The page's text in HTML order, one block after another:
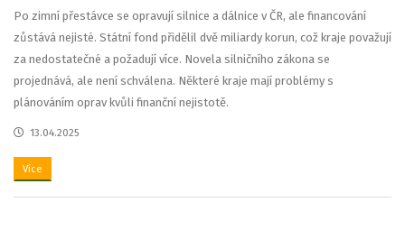
Po zimní přestávce se opravují silnice a dálnice v ČR, ale financování
zůstává nejisté. Státní fond přidělil dvě miliardy korun, což kraje považují
za nedostatečné a požadují více. Novela silničního zákona se
projednává, ale není schválena. Některé kraje mají problémy s
plánováním oprav kvůli finanční nejistotě.
13.04.2025
Více